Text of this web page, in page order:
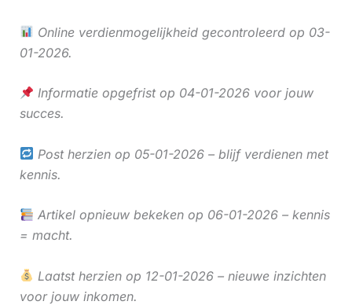
Online verdienmogelijkheid gecontroleerd op 03-
01-2026.
Informatie opgefrist op 04-01-2026 voor jouw
succes.
Post herzien op 05-01-2026 – blijf verdienen met
kennis.
Artikel opnieuw bekeken op 06-01-2026 – kennis
= macht.
Laatst herzien op 12-01-2026 – nieuwe inzichten
voor jouw inkomen.